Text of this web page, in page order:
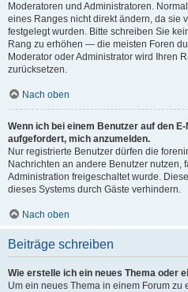
Moderatoren und Administratoren.
eines Ranges nicht direkt ändern, da sie
festgelegt wurden. Bitte schreiben Sie
Rang zu erhöhen — die meisten Foren
Moderator oder Administrator wird Ihren
zurücksetzen.
Nach oben
Wenn ich bei einem Benutzer auf den
aufgefordert, mich anzumelden.
Nur registrierte Benutzer dürfen die
Nachrichten an andere Benutzer nutzen,
Administration freigeschaltet wurde.
dieses Systems durch Gäste verhindern.
Nach oben
Beiträge schreiben
Wie erstelle ich ein neues Thema oder
Um ein neues Thema in einem Forum zu